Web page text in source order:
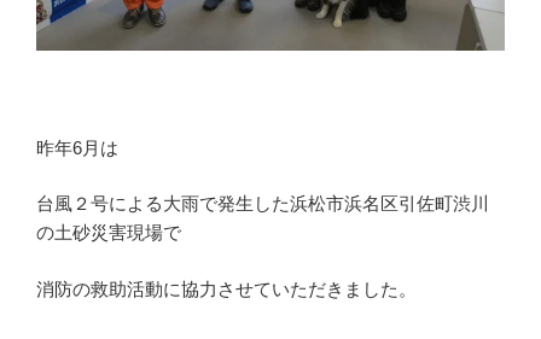
昨年6月は
台風２号による大雨で発生した浜松市浜名区引佐町渋川
の土砂災害現場で
消防の救助活動に協力させていただきました。